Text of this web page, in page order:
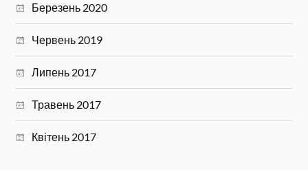
Березень 2020
Червень 2019
Липень 2017
Травень 2017
Квітень 2017